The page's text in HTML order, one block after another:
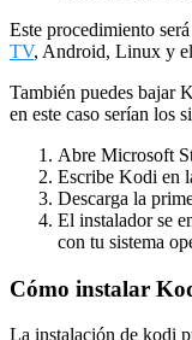
Este procedimiento
TV, Android, Linux y el
También puedes bajar
en este caso serían los
Abre Microsoft
Escribe Kodi en
Descarga la
El instalador se
con tu sistema
Cómo instalar
La instalación de kodi